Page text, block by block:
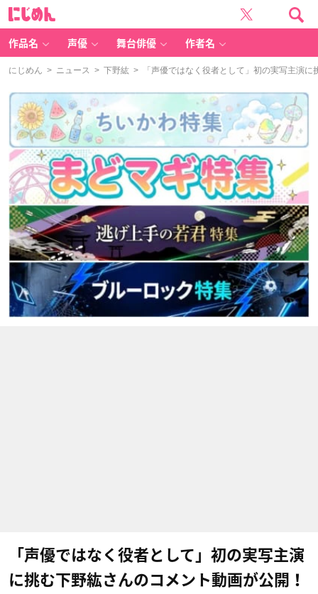
作品名 声優 舞台俳優 作者名
にじめん > ニュース > 下野紘 > 「声優ではなく役者として」初の実写主演に
「声優ではなく役者として」初の実写主演
に挑む下野紘さんのコメント動画が公開！